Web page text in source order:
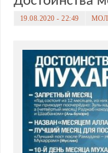
19.08.2020 - 22:49